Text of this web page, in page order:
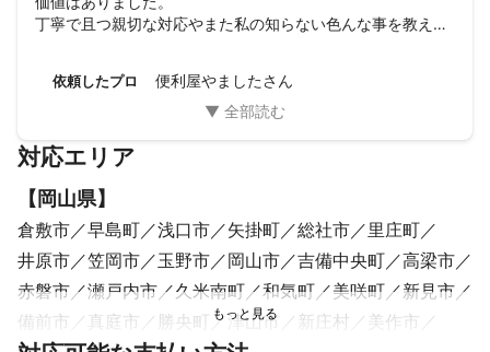
丁寧で且つ親切な対応やまた私の知らない色んな事を教えて
何分不器用な私ですのでこれからもくだらない事をお願いす
るかも知れませんがどうぞこれからも末永くお願い致しま
またこの口コミをお読みの方にも是非やましたさんに一度お
依頼したプロ 便利屋やましたさん
対応エリア
【岡山県】
倉敷市 早島町 浅口市 矢掛町 総社市
里庄町
井原市
笠岡市 玉野市 岡山市 吉備中央町
高梁市
赤磐市
瀬戸内市 久米南町 和気町 美咲町
新見市
備前市
真庭市 勝央町 津山市 新庄村
美作市